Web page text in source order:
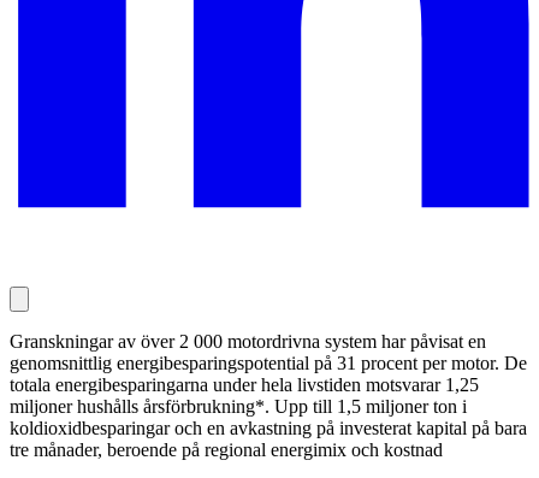
Granskningar av över 2 000 motordrivna system har påvisat en
genomsnittlig energibesparingspotential på 31 procent per motor. De
totala energibesparingarna under hela livstiden motsvarar 1,25
miljoner hushålls årsförbrukning*. Upp till 1,5 miljoner ton i
koldioxidbesparingar och en avkastning på investerat kapital på bara
tre månader, beroende på regional energimix och kostnad